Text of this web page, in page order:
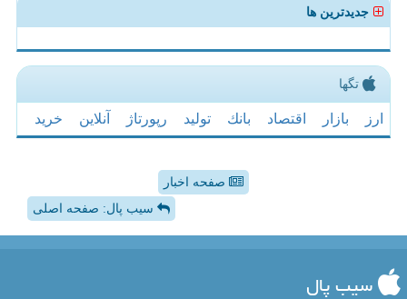
جدیدترین ها
تگها
ارز بازار اقتصاد بانك تولید رپورتاژ آنلاین خرید
صفحه اخبار
سیب پال: صفحه اصلی
سیب پال